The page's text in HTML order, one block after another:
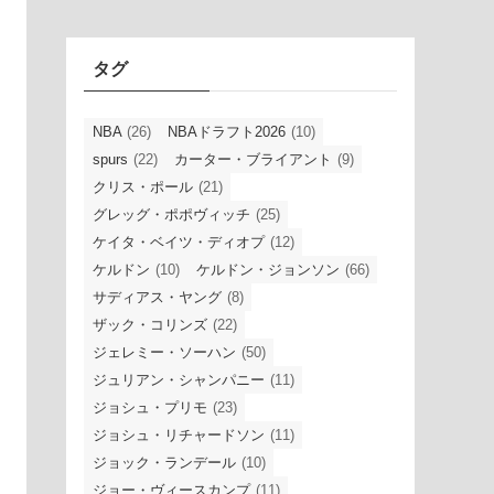
ブ
タグ
NBA (26) NBAドラフト2026 (10)
spurs (22) カーター・ブライアント (9)
クリス・ポール (21)
グレッグ・ポポヴィッチ (25)
ケイタ・ベイツ・ディオプ (12)
ケルドン (10) ケルドン・ジョンソン (66)
サディアス・ヤング (8)
ザック・コリンズ (22)
ジェレミー・ソーハン (50)
ジュリアン・シャンパニー (11)
ジョシュ・プリモ (23)
ジョシュ・リチャードソン (11)
ジョック・ランデール (10)
ジョー・ヴィースカンプ (11)